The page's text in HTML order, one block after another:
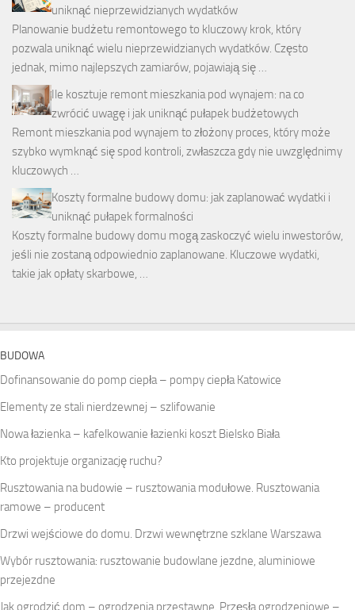
uniknąć nieprzewidzianych wydatków
Planowanie budżetu remontowego to kluczowy krok, który
pozwala uniknąć wielu nieprzewidzianych wydatków. Często
jednak, mimo najlepszych zamiarów, pojawiają się …
Ile kosztuje remont mieszkania pod wynajem: na co
zwrócić uwagę i jak uniknąć pułapek budżetowych
Remont mieszkania pod wynajem to złożony proces, który może
szybko wymknąć się spod kontroli, zwłaszcza gdy nie uwzględnimy
kluczowych …
Koszty formalne budowy domu: jak zaplanować wydatki i
uniknąć pułapek formalności
Koszty formalne budowy domu mogą zaskoczyć wielu inwestorów,
jeśli nie zostaną odpowiednio zaplanowane. Kluczowe wydatki,
takie jak opłaty skarbowe, …
BUDOWA
Dofinansowanie do pomp ciepła – pompy ciepła Katowice
Elementy ze stali nierdzewnej – szlifowanie
Nowa łazienka – kafelkowanie łazienki koszt Bielsko Biała
Kto projektuje organizację ruchu?
Rusztowania na budowie – rusztowania modułowe. Rusztowania
ramowe – producent
Drzwi wejściowe do domu. Drzwi wewnętrzne szklane Warszawa
Wybór rusztowania: rusztowanie budowlane jezdne, aluminiowe
przejezdne
Jak ogrodzić dom – ogrodzenia przestawne. Przęsła ogrodzeniowe –